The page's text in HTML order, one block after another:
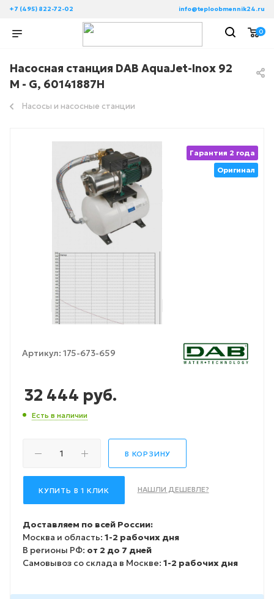
+7 (495) 822-72-02 info@teploobmennik24.ru
0
Насосная станция DAB AquaJet-Inox 92
M - G, 60141887H
Насосы и насосные станции
Гарантия 2 года
Оригинал
Артикул: 175-673-659
32 444 руб.
Есть в наличии
В КОРЗИНУ
КУПИТЬ В 1 КЛИК НАШЛИ ДЕШЕВЛЕ?
Доставляем по всей России:
Москва и область: 1-2 рабочих дня
В регионы РФ: от 2 до 7 дней
Самовывоз со склада в Москве: 1-2 рабочих дня